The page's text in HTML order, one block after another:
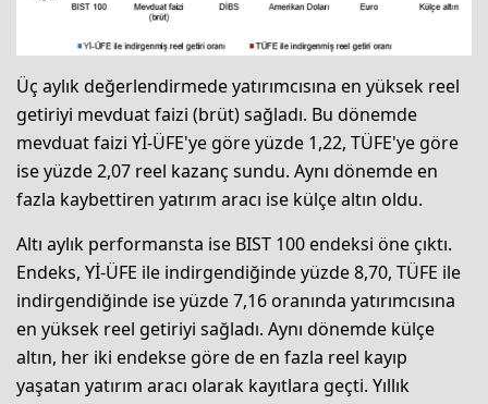
Üç aylık değerlendirmede yatırımcısına en yüksek reel
getiriyi mevduat faizi (brüt) sağladı. Bu dönemde
mevduat faizi Yİ-ÜFE'ye göre yüzde 1,22, TÜFE'ye göre
ise yüzde 2,07 reel kazanç sundu. Aynı dönemde en
fazla kaybettiren yatırım aracı ise külçe altın oldu.
Altı aylık performansta ise BIST 100 endeksi öne çıktı.
Endeks, Yİ-ÜFE ile indirgendiğinde yüzde 8,70, TÜFE ile
indirgendiğinde ise yüzde 7,16 oranında yatırımcısına
en yüksek reel getiriyi sağladı. Aynı dönemde külçe
altın, her iki endekse göre de en fazla reel kayıp
yaşatan yatırım aracı olarak kayıtlara geçti. Yıllık